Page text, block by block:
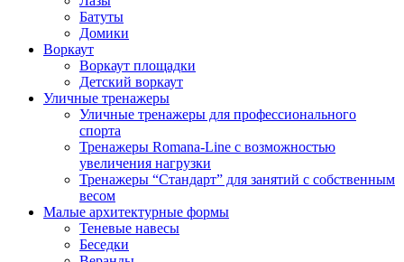
Батуты
Домики
Воркаут
Воркаут площадки
Детский воркаут
Уличные тренажеры
Уличные тренажеры для профессионального
спорта
Тренажеры Romana-Line с возможностью
увеличения нагрузки
Тренажеры “Стандарт” для занятий с собственным
весом
Малые архитектурные формы
Теневые навесы
Беседки